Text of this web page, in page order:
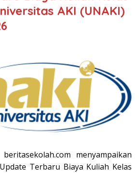
AKI (UNAKI)
menyampaikan
Terbaru Biaya Kuliah Kelas